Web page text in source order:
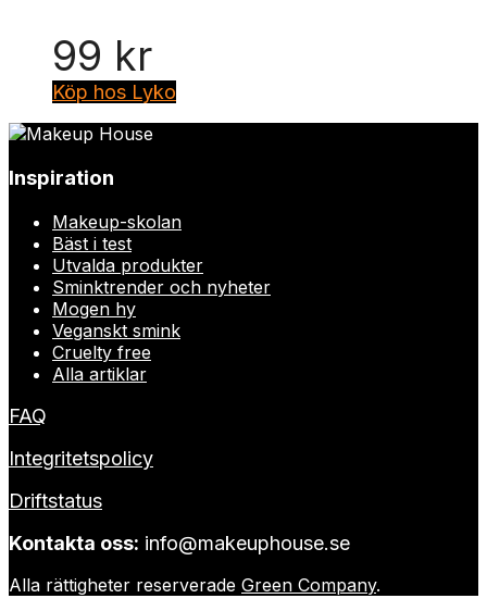
99 kr
Köp hos Lyko
Inspiration
Makeup-skolan
Bäst i test
Utvalda produkter
Sminktrender och nyheter
Mogen hy
Veganskt smink
Cruelty free
Alla artiklar
FAQ
Integritetspolicy
Driftstatus
Kontakta oss: info@makeuphouse.se
Alla rättigheter reserverade Green Company.